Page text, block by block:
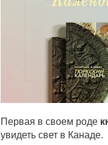
Первая в своем роде
увидеть свет в Канаде.